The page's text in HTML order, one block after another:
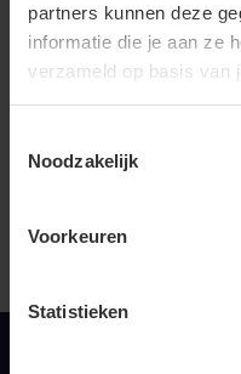
partners kunnen deze
informatie die je aan ze
verzameld op basis van
Noodzakelijk
Voorkeuren
Statistieken
Technische
Persvorm